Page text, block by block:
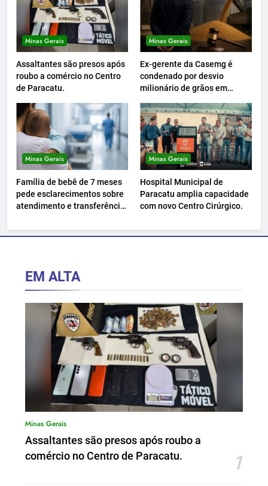
Minas Gerais
Assaltantes são presos após
roubo a comércio no Centro
de Paracatu.
Minas Gerais
Ex-gerente da Casemg é
condenado por desvio
milionário de grãos em
Minas Gerais
Família de bebê de 7 meses
pede esclarecimentos sobre
atendimento e transferência
Minas Gerais
Hospital Municipal de
Paracatu amplia capacidade
com novo Centro Cirúrgico.
EM ALTA
Minas Gerais
Assaltantes são presos após roubo a
comércio no Centro de Paracatu.
1